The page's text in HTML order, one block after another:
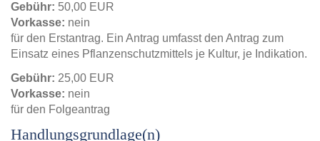
Gebühr: 50,00 EUR
Vorkasse: nein
für den Erstantrag. Ein Antrag umfasst den Antrag zum
Einsatz eines Pflanzenschutzmittels je Kultur, je Indikation.
Gebühr: 25,00 EUR
Vorkasse: nein
für den Folgeantrag
Handlungsgrundlage(n)